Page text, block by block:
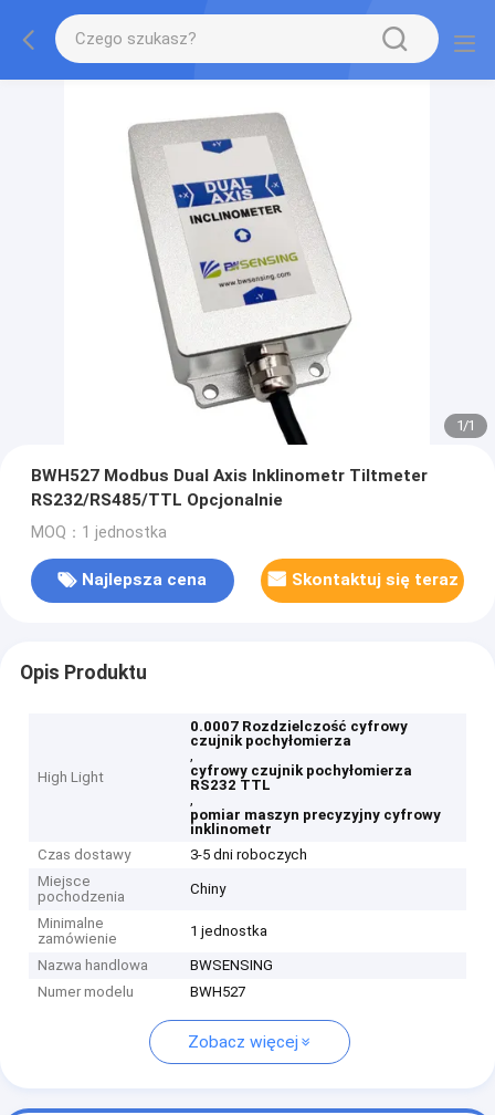
1/1
BWH527 Modbus Dual Axis Inklinometr Tiltmeter
RS232/RS485/TTL Opcjonalnie
MOQ：1 jednostka
Najlepsza cena Skontaktuj się teraz
Opis Produktu
High Light
0.0007 Rozdzielczość cyfrowy
czujnik pochyłomierza
,
cyfrowy czujnik pochyłomierza
RS232 TTL
,
pomiar maszyn precyzyjny cyfrowy
inklinometr
Czas dostawy
3-5 dni roboczych
Miejsce
pochodzenia
Chiny
Minimalne
zamówienie
1 jednostka
Nazwa handlowa
BWSENSING
Numer modelu
BWH527
Zobacz więcej